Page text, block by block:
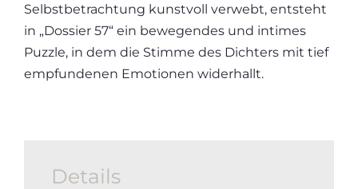
Selbstbetrachtung kunstvoll verwebt, entsteht
in „Dossier 57“ ein bewegendes und intimes
Puzzle, in dem die Stimme des Dichters mit tief
empfundenen Emotionen widerhallt.
Details